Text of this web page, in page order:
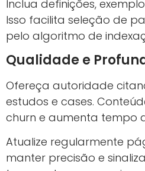
Inclua definições,
Isso facilita seleção de
pelo algoritmo de
Qualidade e
Ofereça autoridade
estudos e cases.
churn e aumenta tempo
Atualize regularmente
manter precisão e